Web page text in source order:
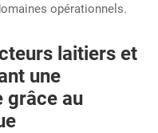
opérationnels.
laitiers et
une
grâce au